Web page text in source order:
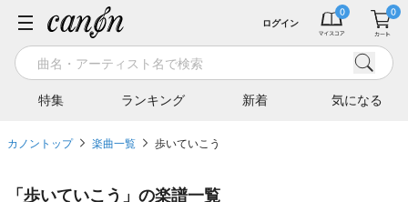
特集 ランキング 新着 気になる
ログイン
カノントップ 楽曲一覧 歩いていこう
「 歩いていこう 」の楽譜一覧